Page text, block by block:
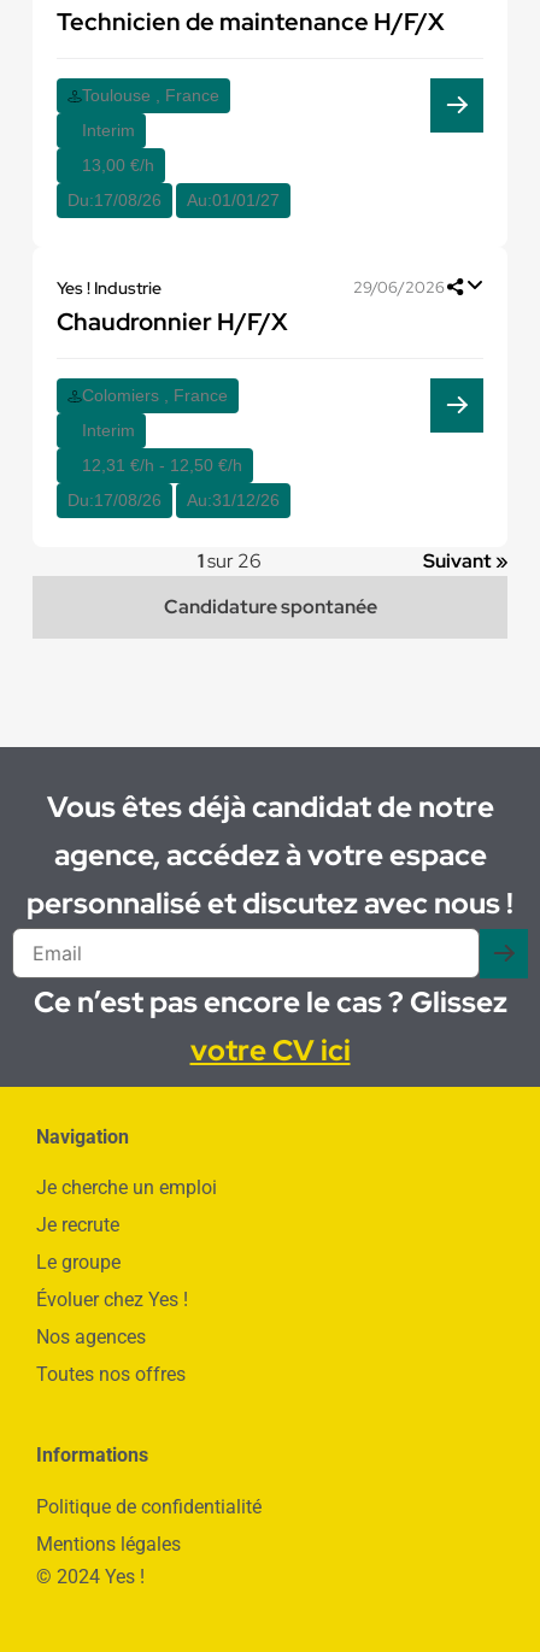
Technicien de maintenance H/F/X
Toulouse , France
Interim
13,00 €/h
Du:17/08/26 Au:01/01/27
Yes ! Industrie 29/06/2026
Chaudronnier H/F/X
Colomiers , France
Interim
12,31 €/h - 12,50 €/h
Du:17/08/26 Au:31/12/26
1sur 26
Suivant »
Candidature spontanée
Vous êtes déjà candidat de notre
agence, accédez à votre espace
personnalisé et discutez avec nous !
Ce n’est pas encore le cas ? Glissez
votre CV ici
Navigation
Je cherche un emploi
Je recrute
Le groupe
Évoluer chez Yes !
Nos agences
Toutes nos offres
Informations
Politique de confidentialité
Mentions légales
© 2024 Yes !